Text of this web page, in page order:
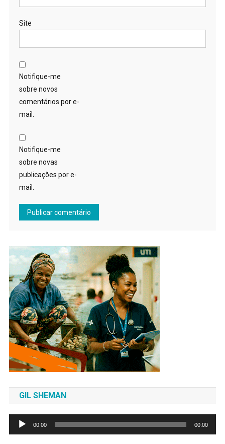
Site
Notifique-me
sobre novos
comentários por e-
mail.
Notifique-me
sobre novas
publicações por e-
mail.
GIL SHEMAN
Tocador
00:00 00:00